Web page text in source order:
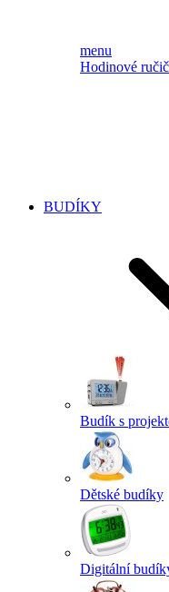
menu
Hodinové
BUDÍKY
Budík s
Dětské budíky
Digitální